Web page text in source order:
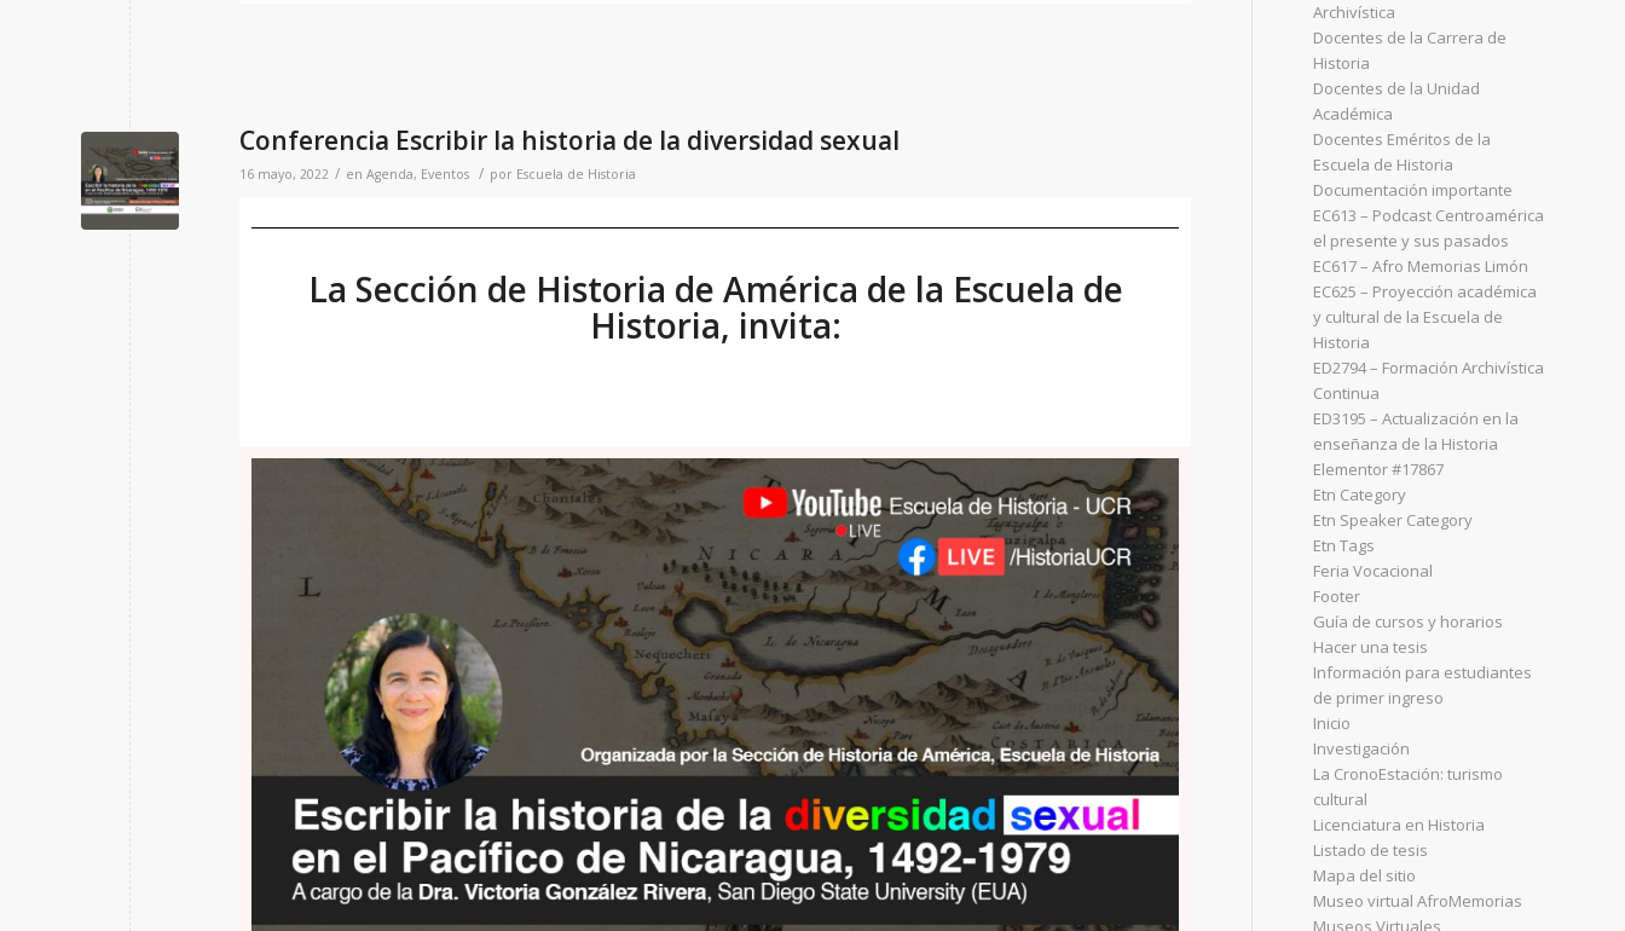
Conferencia Escribir la historia de la diversidad sexual
16 mayo, 2022 / en Agenda, Eventos / por Escuela de Historia
La Sección de Historia de América de la Escuela de
Historia, invita:
Archivística
Docentes de la Carrera de
Historia
Docentes de la Unidad
Académica
Docentes Eméritos de la
Escuela de Historia
Documentación importante
EC613 – Podcast Centroamérica
el presente y sus pasados
EC617 – Afro Memorias Limón
EC625 – Proyección académica
y cultural de la Escuela de
Historia
ED2794 – Formación Archivística
Continua
ED3195 – Actualización en la
enseñanza de la Historia
Elementor #17867
Etn Category
Etn Speaker Category
Etn Tags
Feria Vocacional
Footer
Guía de cursos y horarios
Hacer una tesis
Información para estudiantes
de primer ingreso
Inicio
Investigación
La CronoEstación: turismo
cultural
Licenciatura en Historia
Listado de tesis
Mapa del sitio
Museo virtual AfroMemorias
Museos Virtuales